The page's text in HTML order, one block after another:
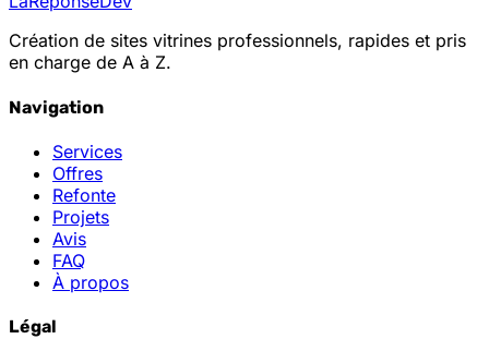
Création de sites vitrines professionnels, rapides et pris
en charge de A à Z.
Navigation
Services
Offres
Refonte
Projets
Avis
FAQ
À propos
Légal